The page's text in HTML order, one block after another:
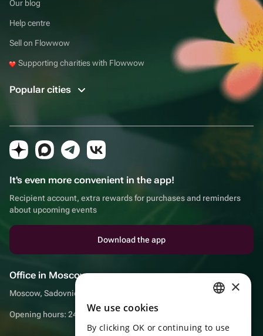
Our blog
Help centre
Sell on Flowwow
Supporting charities with Flowwow
Popular cities
It's even more convenient in the app!
Recipient account, extra rewards for purchases and reminders
about upcoming events
Download the app
Office in Moscow
Moscow, Sadovnicheskaya embankment, 9, room 2/3
Opening hours: 24/7
ENGLISH
×
We use cookies
By clicking OK or continuing to use